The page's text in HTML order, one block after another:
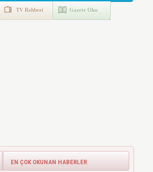
TV Rehberi Gazete Oku
EN ÇOK OKUNAN HABERLER